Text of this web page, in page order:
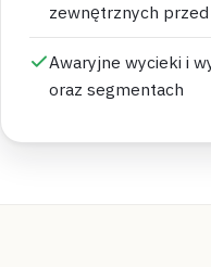
zewnętrznych
Awaryjne wycieki i
oraz segmentach